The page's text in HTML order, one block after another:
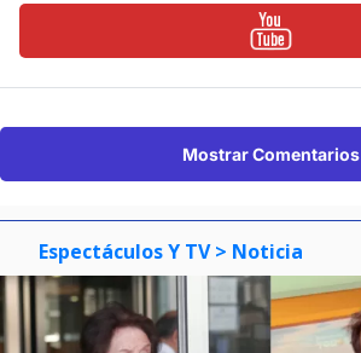
Mostrar Comentarios
Espectáculos Y TV > Noticia